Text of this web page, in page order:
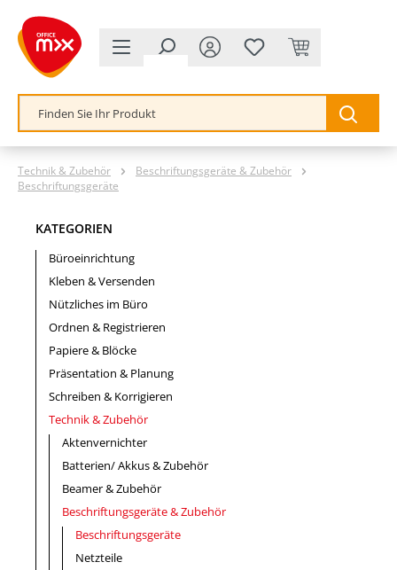
springen
Technik & Zubehör
Beschriftungsgeräte & Zubehör
Beschriftungsgeräte
KATEGORIEN
Büroeinrichtung
Kleben & Versenden
Nützliches im Büro
Ordnen & Registrieren
Papiere & Blöcke
Präsentation & Planung
Schreiben & Korrigieren
Technik & Zubehör
Aktenvernichter
Batterien/ Akkus & Zubehör
Beamer & Zubehör
Beschriftungsgeräte & Zubehör
Beschriftungsgeräte
Netzteile